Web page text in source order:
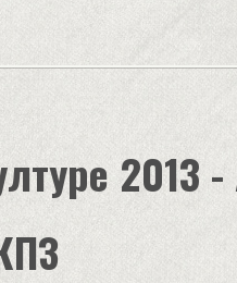
2013